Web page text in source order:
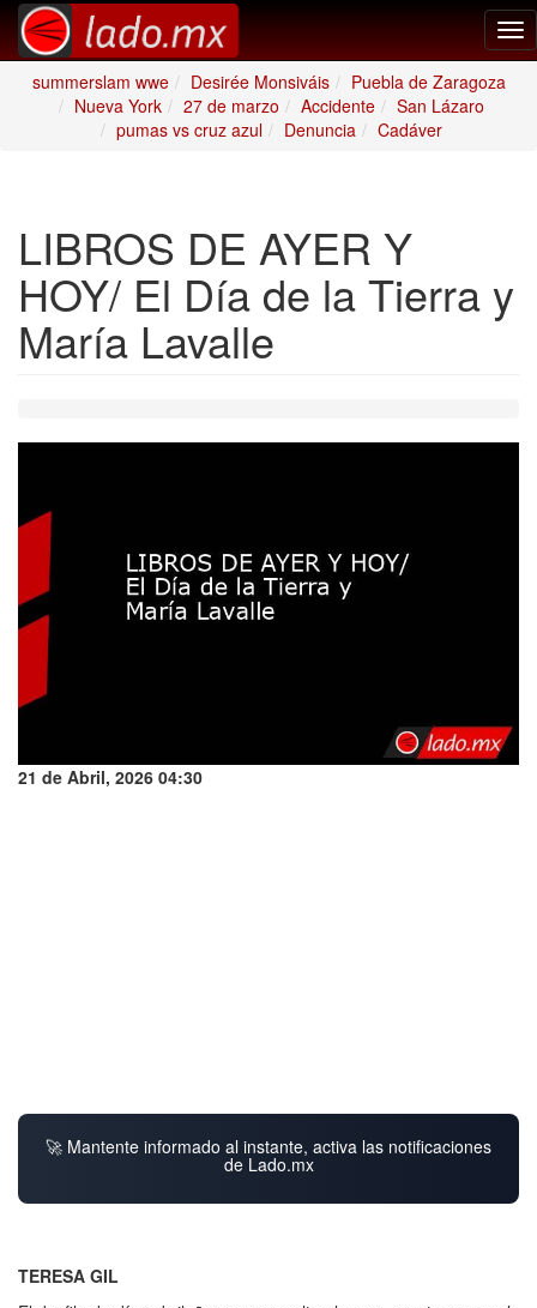
summerslam wwe
Desirée Monsiváis
Puebla de Zaragoza
Nueva York
27 de marzo Accidente
San Lázaro
pumas vs cruz azul
Denuncia Cadáver
LIBROS DE AYER Y
HOY/ El Día de la Tierra y
María Lavalle
21 de Abril, 2026 04:30
🚀 Mantente informado al instante, activa las notificaciones
de Lado.mx
TERESA GIL